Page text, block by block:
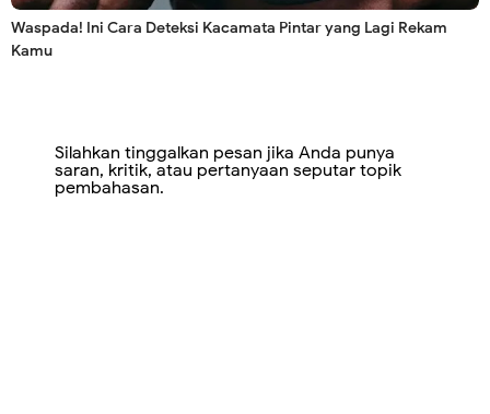
Waspada! Ini Cara Deteksi Kacamata Pintar yang Lagi Rekam
Kamu
Silahkan tinggalkan pesan jika Anda punya
saran, kritik, atau pertanyaan seputar topik
pembahasan.